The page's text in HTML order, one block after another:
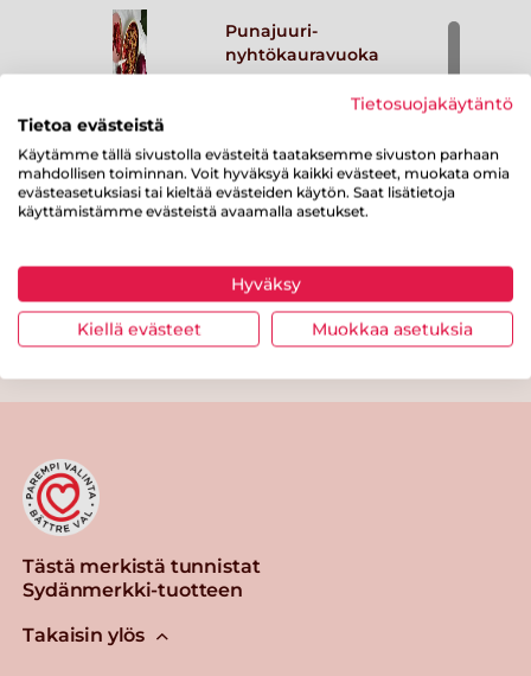
Punajuuri-
nyhtökauravuoka
Chili con carne
punajuurilla
Punajuurikvinoa
Lue lisää
Lue lisää
Tästä merkistä tunnistat
Sydänmerkki-tuotteen
Takaisin ylös
Tietosuojakäytäntö
Tietoa evästeistä
Käytämme tällä sivustolla evästeitä taataksemme sivuston parhaan
mahdollisen toiminnan. Voit hyväksyä kaikki evästeet, muokata omia
evästeasetuksiasi tai kieltää evästeiden käytön. Saat lisätietoja
käyttämistämme evästeistä avaamalla asetukset.
Hyväksy
Kiellä evästeet Muokkaa asetuksia